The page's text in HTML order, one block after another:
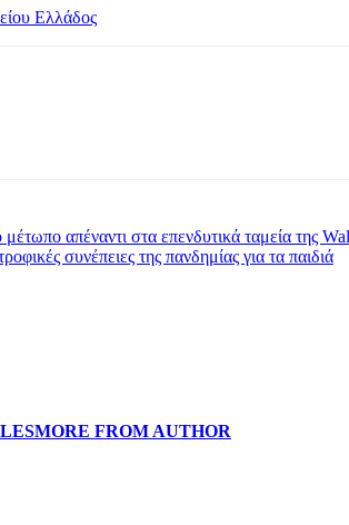
Ελλάδος
μέτωπο απέναντι στα επενδυτικά ταμεία της
συνέπειες της πανδημίας για τα παιδιά
MORE FROM AUTHOR